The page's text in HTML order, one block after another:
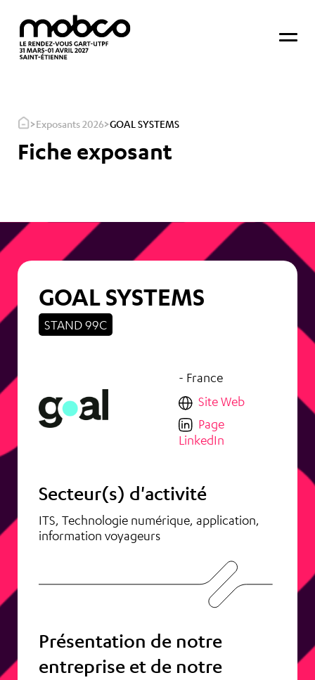
>Exposants 2026>GOAL SYSTEMS
Fiche exposant
GOAL SYSTEMS
STAND 99C
- France
Site Web
Page
LinkedIn
Secteur(s) d'activité
ITS, Technologie numérique, application,
information voyageurs
Présentation de notre
entreprise et de notre